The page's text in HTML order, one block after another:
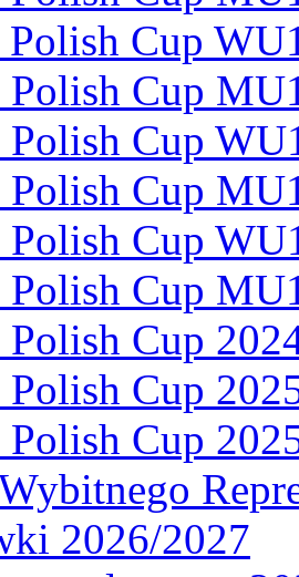
Polish Cup
Polish Cup
Polish Cup
Polish Cup
Polish Cup
Polish Cup
Polish Cup
Polish Cup
Polish Cup
2026/2027